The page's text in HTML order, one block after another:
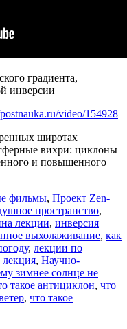
градиента,
инверсии
video/154928
широтах
вихри: циклоны
и повышенного
фильмы, Проект Zen-
пространство,
лекции, инверсия
выхолаживание, как
, лекции по
лекция, Научно-
зимнее солнце не
такое антициклон, что
, что такое